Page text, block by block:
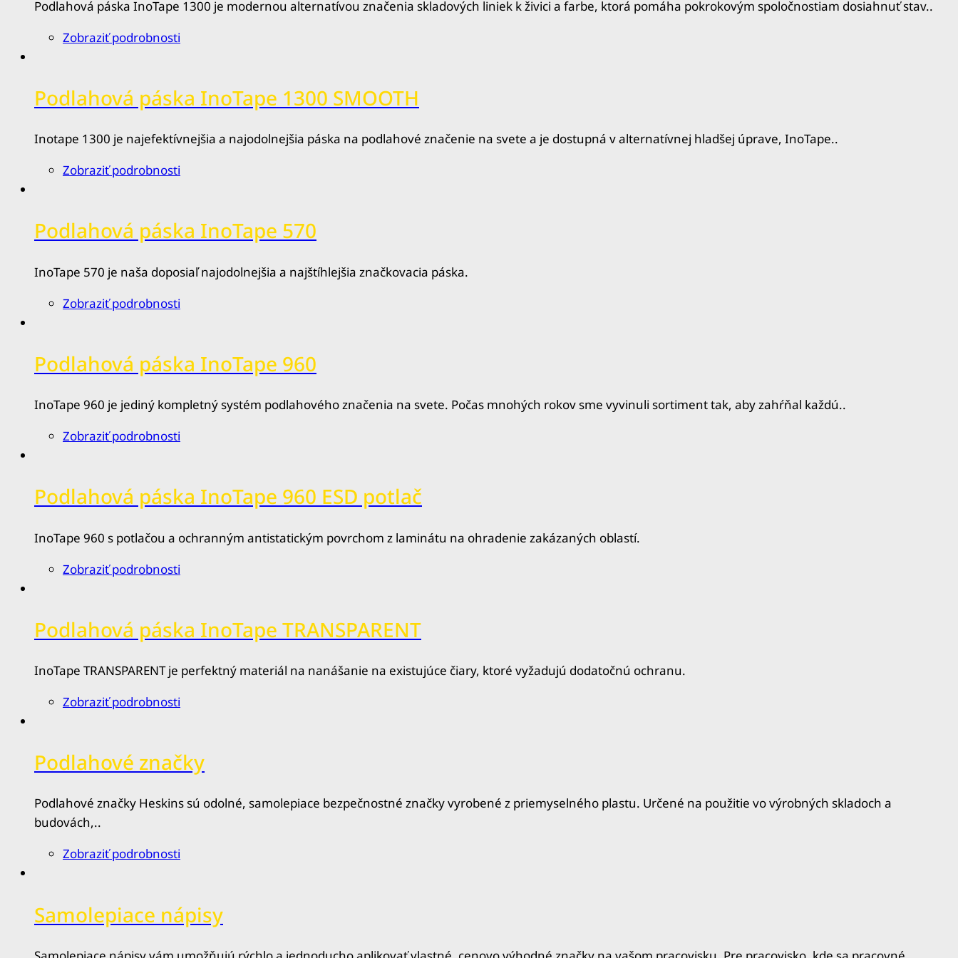
Podlahová páska InoTape 1300 je modernou alternatívou značenia skladových liniek k živici a farbe, ktorá pomáha pokrokovým spoločnostiam dosiahnuť stav..
Zobraziť podrobnosti
Podlahová páska InoTape 1300 SMOOTH
Inotape 1300 je najefektívnejšia a najodolnejšia páska na podlahové značenie na svete a je dostupná v alternatívnej hladšej úprave, InoTape..
Zobraziť podrobnosti
Podlahová páska InoTape 570
InoTape 570 je naša doposiaľ najodolnejšia a najštíhlejšia značkovacia páska.
Zobraziť podrobnosti
Podlahová páska InoTape 960
InoTape 960 je jediný kompletný systém podlahového značenia na svete. Počas mnohých rokov sme vyvinuli sortiment tak, aby zahŕňal každú..
Zobraziť podrobnosti
Podlahová páska InoTape 960 ESD potlač
InoTape 960 s potlačou a ochranným antistatickým povrchom z laminátu na ohradenie zakázaných oblastí.
Zobraziť podrobnosti
Podlahová páska InoTape TRANSPARENT
InoTape TRANSPARENT je perfektný materiál na nanášanie na existujúce čiary, ktoré vyžadujú dodatočnú ochranu.
Zobraziť podrobnosti
Podlahové značky
Podlahové značky Heskins sú odolné, samolepiace bezpečnostné značky vyrobené z priemyselného plastu. Určené na použitie vo výrobných skladoch a
budovách,..
Zobraziť podrobnosti
Samolepiace nápisy